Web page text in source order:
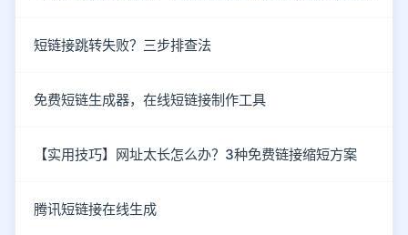
短链接跳转失败？三步排查法
免费短链生成器，在线短链接制作工具
【实用技巧】网址太长怎么办？3种免费链接缩短方案
腾讯短链接在线生成